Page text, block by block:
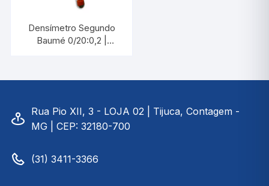
Densímetro Segundo
Baumé 0/20:0,2 |
Rua Pio XII, 3 - LOJA 02 | Tijuca, Contagem -
MG | CEP: 32180-700
(31) 3411-3366